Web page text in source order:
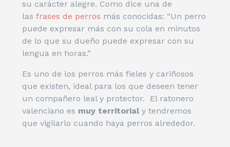
su carácter alegre. Como dice una de
las frases de perros más conocidas: “Un perro
puede expresar más con su cola en minutos
de lo que su dueño puede expresar con su
lengua en horas.”
Es uno de los perros más fieles y cariñosos
que existen, ideal para los que deseen tener
un compañero leal y protector. El ratonero
valenciano es muy territorialy tendremos
que vigilarlo cuando haya perros alrededor.